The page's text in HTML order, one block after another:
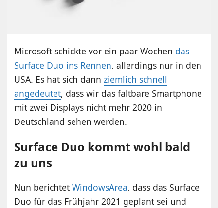
Microsoft schickte vor ein paar Wochen das
Surface Duo ins Rennen, allerdings nur in den
USA. Es hat sich dannziemlich schnell
angedeutet, dass wir das faltbare Smartphone
mit zwei Displays nicht mehr 2020 in
Deutschland sehen werden.
Surface Duo kommt wohl bald
zu uns
Nun berichtetWindowsArea, dass das Surface
Duo für das Frühjahr 2021 geplant sei und